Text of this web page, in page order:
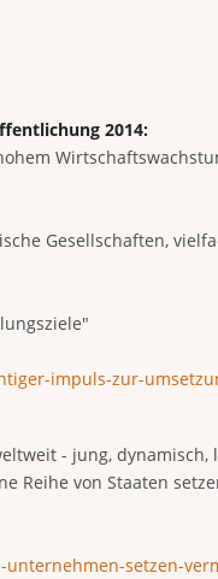
2014:
Gesellschaften,
impuls-zur-
- jung, dynamisch,
Reihe von Staaten
setzen-